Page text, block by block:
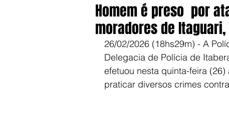
Homem é preso por
moradores de
26/02/2026 (18hs29m) - A
Delegacia de Polícia de
efetuou nesta quinta-feira
praticar diversos crimes